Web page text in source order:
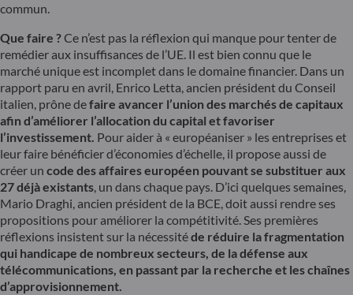
commun.
Que faire ?Ce n’est pas la réflexion qui manque pour tenter de
remédier aux insuffisances de l’UE. Il est bien connu que le
marché unique est incomplet dans le domaine financier. Dans un
rapport paru en avril, Enrico Letta, ancien président du Conseil
italien, prône defaire avancer l’union des marchés de capitaux
afin d’améliorer l’allocation du capital et favoriser
l’investissement. Pour aider à « européaniser » les entreprises et
leur faire bénéficier d’économies d’échelle, il propose aussi de
créer un code des affaires européen pouvant se substituer aux
27 déjà existants, un dans chaque pays. D’ici quelques semaines,
Mario Draghi, ancien président de la BCE, doit aussi rendre ses
propositions pour améliorer la compétitivité. Ses premières
réflexions insistent sur la nécessitéde réduire la fragmentation
qui handicape de nombreux secteurs, de la défense aux
télécommunications, en passant par la recherche et les chaînes
d’approvisionnement.